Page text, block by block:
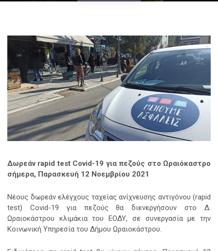
Δωρεάν rapid test Covid-19 για πεζούς στο Ωραιόκαστρο
σήμερα, Παρασκευή 12 Νοεμβρίου 2021
Νέους δωρεάν ελέγχους ταχείας ανίχνευσης αντιγόνου (rapid
test) Covid-19 για πεζούς θα διενεργήσουν στο Δ.
Ωραιοκάστρου κλιμάκια του ΕΟΔΥ, σε συνεργασία με την
Κοινωνική Υπηρεσία του Δήμου Ωραιοκάστρου.